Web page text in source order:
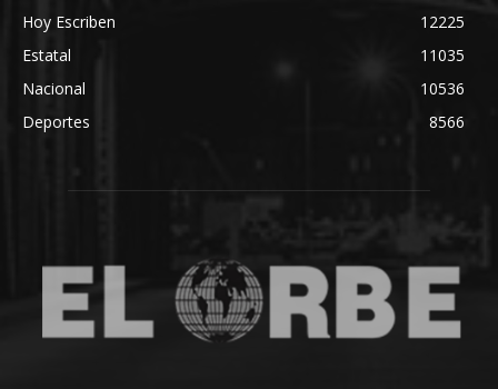
Hoy Escriben
12225
Estatal
11035
Nacional
10536
Deportes
8566